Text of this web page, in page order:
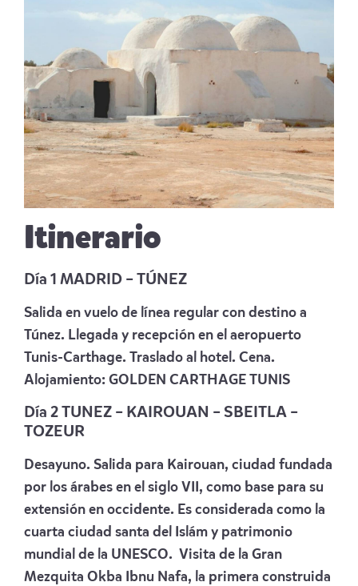
Itinerario
Día 1 MADRID – TÚNEZ
Salida en vuelo de línea regular con destino a
Túnez. Llegada y recepción en el aeropuerto
Tunis-Carthage. Traslado al hotel. Cena.
Alojamiento: GOLDEN CARTHAGE TUNIS
Día 2 TUNEZ – KAIROUAN – SBEITLA –
TOZEUR
Desayuno. Salida para Kairouan, ciudad fundada
por los árabes en el siglo VII, como base para su
extensión en occidente. Es considerada como la
cuarta ciudad santa del Islám y patrimonio
mundial de la UNESCO. Visita de la Gran
Mezquita Okba Ibnu Nafa, la primera construida